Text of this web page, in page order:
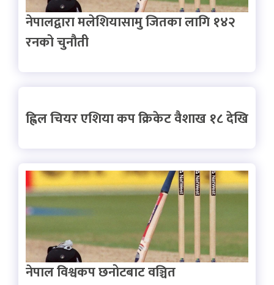
नेपालद्वारा मलेशियासामु जितका लागि १४२
रनको चुनौती
ह्विल चियर एशिया कप क्रिकेट वैशाख १८ देखि
नेपाल विश्वकप छनोटबाट वञ्चित